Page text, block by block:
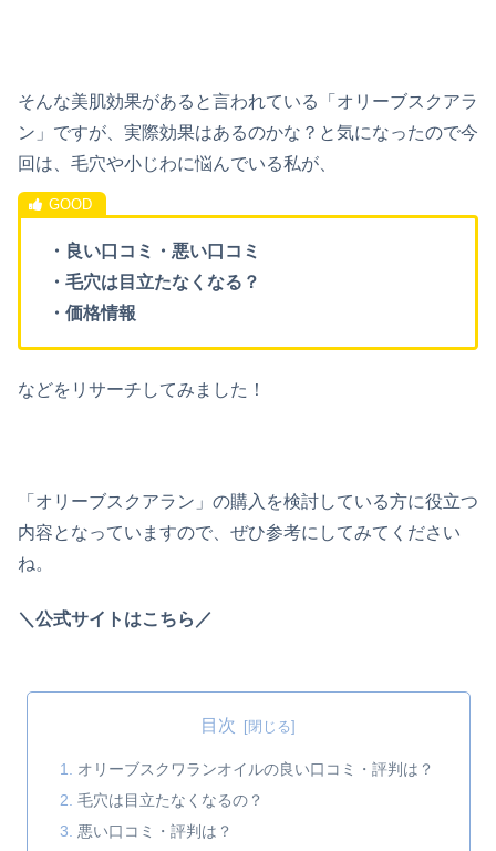
そんな美肌効果があると言われている「 オリーブスクアラ
ン 」ですが、実際効果はあるのかな？と気になったので今
回は、毛穴や小じわに悩んでいる私が、
・良い口コミ・悪い口コミ
・毛穴は目立たなくなる？
・価格情報
などをリサーチしてみました！
「オリーブスクアラン」の購入を検討している方に役立つ
内容となっていますので、ぜひ参考にしてみてください
ね。
＼公式サイトはこちら／
目次
オリーブスクワランオイルの良い口コミ・評判は？
毛穴は目立たなくなるの？
悪い口コミ・評判は？